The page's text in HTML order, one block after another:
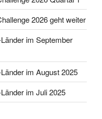
2026 geht weiter
im September
im August 2025
im Juli 2025